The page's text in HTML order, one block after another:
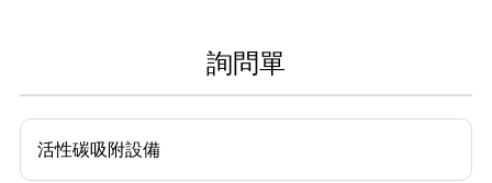
詢問單
活性碳吸附設備